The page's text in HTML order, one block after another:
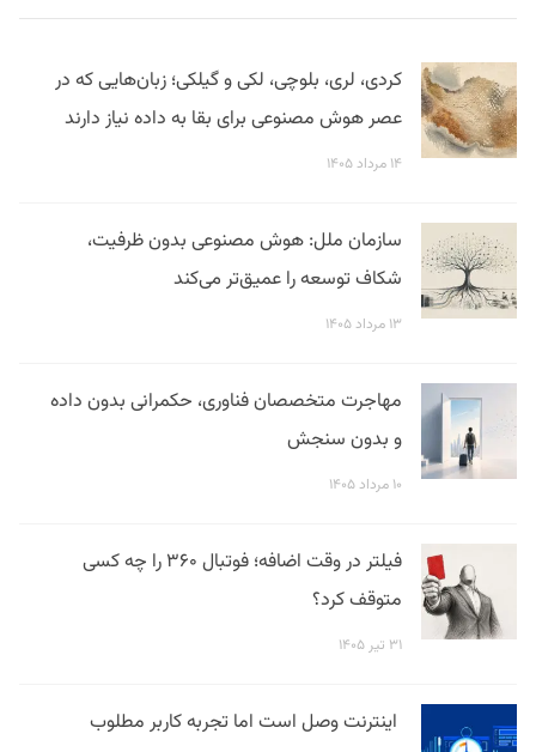
کردی، لری، بلوچی، لکی و گیلکی؛ زبان‌هایی که در
عصر هوش مصنوعی برای بقا به داده نیاز دارند
۱۴ مرداد ۱۴۰۵
سازمان ملل: هوش مصنوعی بدون ظرفیت،
شکاف توسعه را عمیق‌تر می‌کند
۱۳ مرداد ۱۴۰۵
مهاجرت متخصصان فناوری، حکمرانی بدون داده
و بدون سنجش
۱۰ مرداد ۱۴۰۵
فیلتر در وقت اضافه؛ فوتبال ۳۶۰ را چه کسی
متوقف کرد؟
۳۱ تیر ۱۴۰۵
اینترنت وصل است اما تجربه کاربر مطلوب